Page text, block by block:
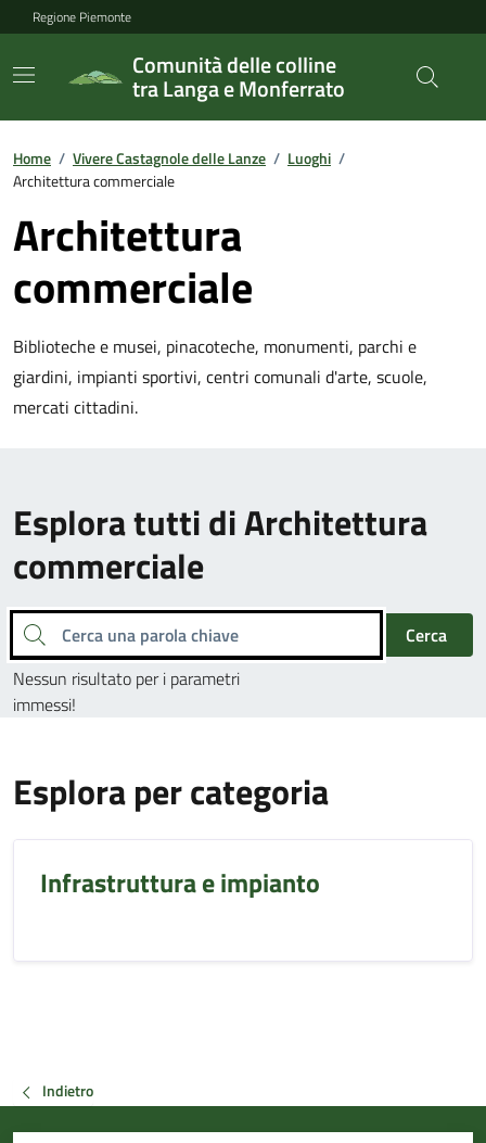
Regione Piemonte
Comunità delle colline
tra Langa e Monferrato
Home / Vivere Castagnole delle Lanze / Luoghi /
Architettura commerciale
Architettura
commerciale
Biblioteche e musei, pinacoteche, monumenti, parchi e
giardini, impianti sportivi, centri comunali d'arte, scuole,
mercati cittadini.
Esplora tutti di Architettura
commerciale
Cerca una parola chiave
Cerca
Nessun risultato per i parametri
immessi!
Esplora per categoria
Infrastruttura e impianto
Indietro